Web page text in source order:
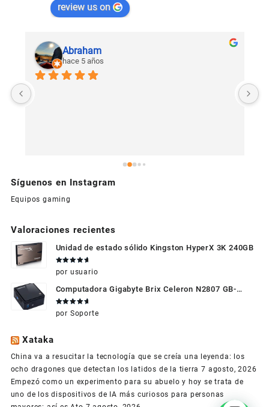
review us on
Abraham
hace 5 años
Síguenos en Instagram
Equipos gaming
Valoraciones recientes
Unidad de estado sólido Kingston HyperX 3K 240GB
en5 de 5
por usuario
Computadora Gigabyte Brix Celeron N2807 GB-
BXBT-2807 + WIFI + RAM de 4GB + HDD 500gb +
Windows 10
Valorado
en5 de 5
por Soporte
Xataka
China va a resucitar la tecnología que se creía una leyenda: los
ocho dragones que detectan los latidos de la tierra 7 agosto, 2026
Empezó como un experimento para su abuelo y hoy se trata de
uno de los dispositivos de IA más curiosos para personas